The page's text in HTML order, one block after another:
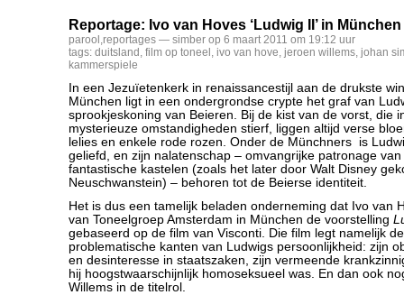
Reportage: Ivo van Hoves ‘Ludwig II’ in München
parool ,reportages — simber op 6 maart 2011 om 19:12 uur
tags: duitsland , film op toneel , ivo van hove, jeroen willems, johan
kammerspiele
In een Jezuïetenkerk in renaissancestijl aan de drukste
München ligt in een ondergrondse crypte het graf van
sprookjeskoning van Beieren. Bij de kist van de vorst, die
mysterieuze omstandigheden stierf, liggen altijd verse
lelies en enkele rode rozen. Onder de Münchners is
geliefd, en zijn nalatenschap – omvangrijke patronage
fantastische kastelen (zoals het later door Walt Disney
Neuschwanstein) – behoren tot de Beierse identiteit.
Het is dus een tamelijk beladen onderneming dat Ivo van
van Toneelgroep Amsterdam in München de voorstelling
gebaseerd op de film van Visconti. Die film legt namelijk
problematische kanten van Ludwigs persoonlijkheid: zijn
en desinteresse in staatszaken, zijn vermeende
hij hoogstwaarschijnlijk homoseksueel was. En dan ook
Willems in de titelrol.